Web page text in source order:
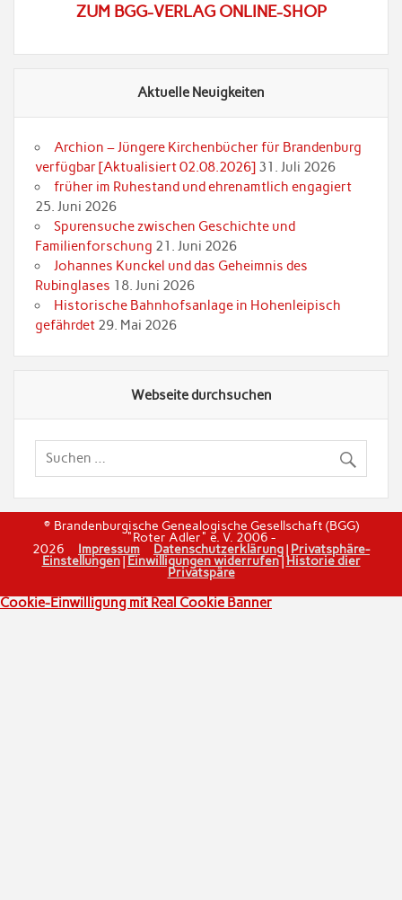
ZUM BGG-VERLAG ONLINE-SHOP
Aktuelle Neuigkeiten
Archion – Jüngere Kirchenbücher für Brandenburg
verfügbar [Aktualisiert 02.08.2026] 31. Juli 2026
früher im Ruhestand und ehrenamtlich engagiert
25. Juni 2026
Spurensuche zwischen Geschichte und
Familienforschung 21. Juni 2026
Johannes Kunckel und das Geheimnis des
Rubinglases 18. Juni 2026
Historische Bahnhofsanlage in Hohenleipisch
gefährdet 29. Mai 2026
Webseite durchsuchen
© Brandenburgische Genealogische Gesellschaft (BGG)
"Roter Adler" e. V. 2006 -
2026 Impressum Datenschutzerklärung| Privatsphäre-
Einstellungen| Einwilligungen widerrufen|Historie dier
Privatspäre
Cookie-Einwilligung mit Real Cookie Banner